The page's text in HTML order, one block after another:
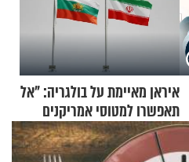
איראן מאיימת על בולגריה: "אל
תאפשרו למטוסי אמריקנים
להמריא מהשטח שלכם"